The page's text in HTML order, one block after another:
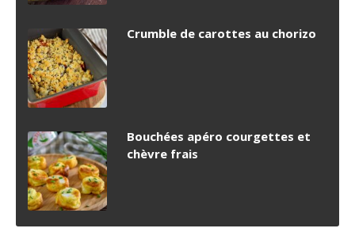
Crumble de carottes au chorizo
Bouchées apéro courgettes et
chèvre frais